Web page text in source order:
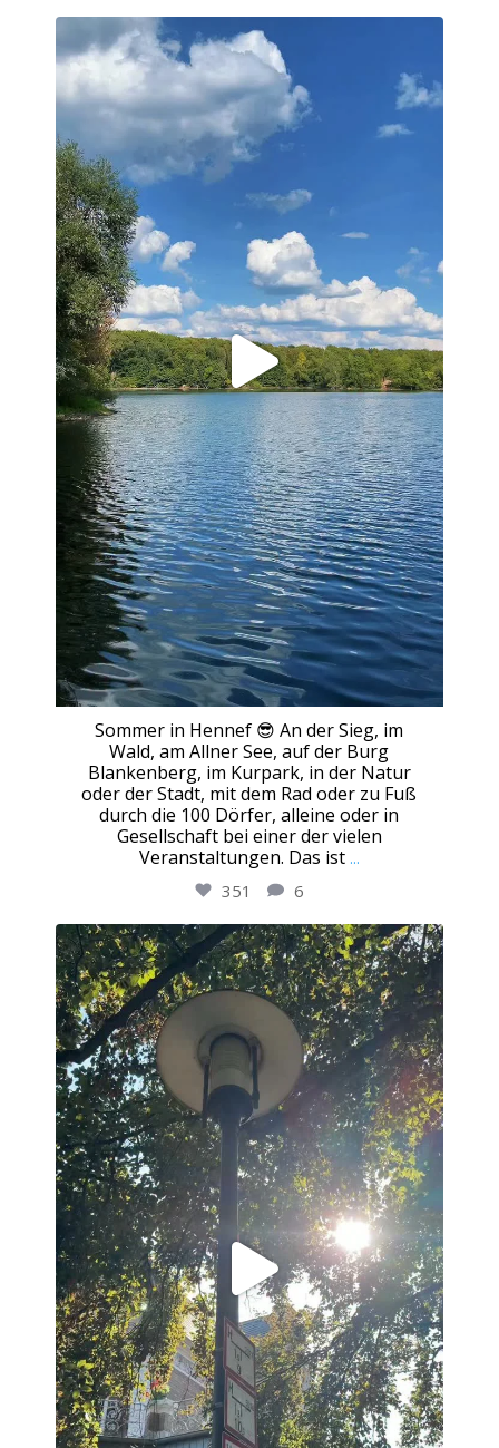
Sommer in Hennef 😎 An der Sieg, im
Wald, am Allner See, auf der Burg
Blankenberg, im Kurpark, in der Natur
oder der Stadt, mit dem Rad oder zu Fuß
durch die 100 Dörfer, alleine oder in
Gesellschaft bei einer der vielen
Veranstaltungen. Das ist ...
351 6